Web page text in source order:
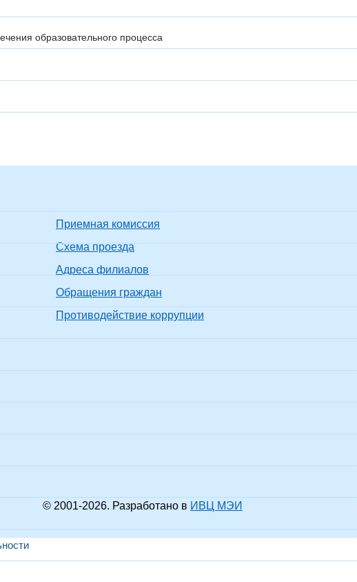
образовательного процесса
Приемная комиссия
Схема проезда
Адреса филиалов
Обращения граждан
Противодействие коррупции
© 2001-2026. Разработано в ИВЦ МЭИ